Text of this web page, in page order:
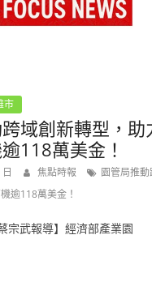
市
域創新轉型，助
118萬美金！
焦點時報
園管局推動
逾118萬美金！
宗武報導】經濟部產業園